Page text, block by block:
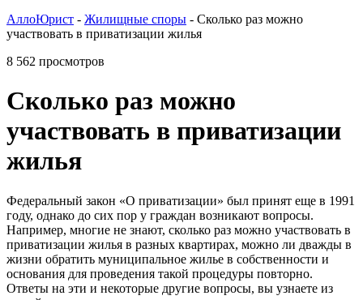
АллоЮрист - Жилищные споры - Сколько раз можно
участвовать в приватизации жилья
8 562 просмотров
Сколько раз можно
участвовать в приватизации
жилья
Федеральный закон «О приватизации» был принят еще в 1991
году, однако до сих пор у граждан возникают вопросы.
Например, многие не знают, сколько раз можно участвовать в
приватизации жилья в разных квартирах, можно ли дважды в
жизни обратить муниципальное жилье в собственности и
основания для проведения такой процедуры повторно.
Ответы на эти и некоторые другие вопросы, вы узнаете из